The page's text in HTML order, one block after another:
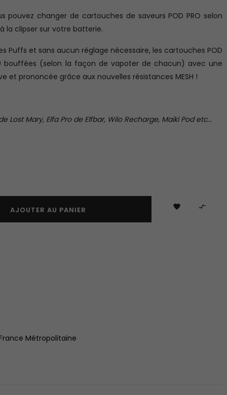
pouvez changer de cartouches de saveurs POD PRO selon
la clipser sur votre batterie.
Puffs et sans aucun réglage nécessaire, les cartouches POD
bouffées (selon la façon de vapoter de chacun) avec une
et prononcée grâce aux nouvelles résistances MESH !
Lost Mary, Elfa Pro de Elfbar, Wilo Recharge, Maiki Pod etc...
AJOUTER AU PANIER  
Métropolitaine